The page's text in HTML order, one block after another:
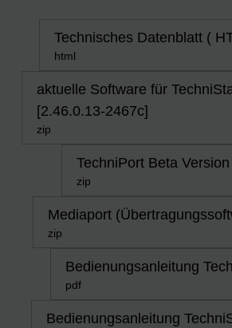
Technisches Datenblatt (
html
aktuelle Software für
[2.46.0.13-2467c]
zip
TechniPort Beta
zip
Mediaport
zip
Bedienungsanleitung
pdf
Bedienungsanleitung